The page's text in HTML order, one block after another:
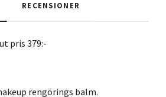
RECENSIONER
pris 379:-
rengörings balm.